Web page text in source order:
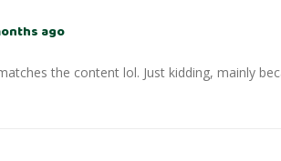
ago
the content lol. Just kidding, mainly